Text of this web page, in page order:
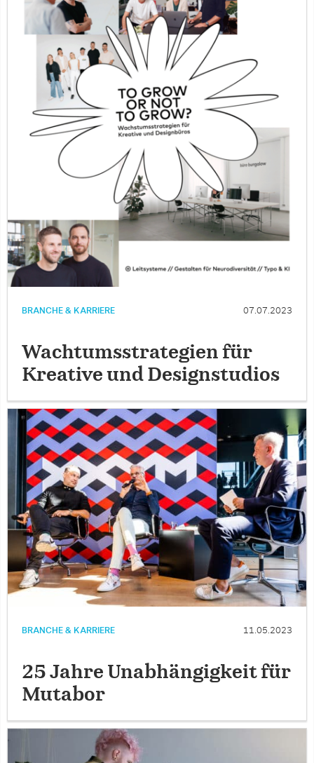
BRANCHE & KARRIERE 07.07.2023
Wachtumsstrategien für
Kreative und Designstudios
BRANCHE & KARRIERE 11.05.2023
25 Jahre Unabhängigkeit für
Mutabor